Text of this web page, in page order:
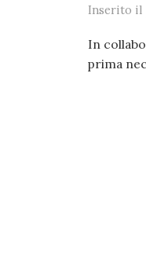
Inserito il
In
prima